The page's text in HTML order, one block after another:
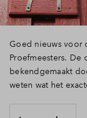
Goed nieuws voor
Proefmeesters. De
bekendgemaakt
weten wat het